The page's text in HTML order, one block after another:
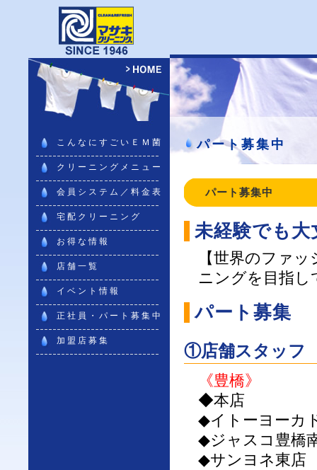
こんなにすごいＥＭ菌
クリーニングメニュー
会員システム／料金表
宅配クリーニング
お得な情報
店舗一覧
イベント情報
正社員・パート募集中
加盟店募集
パート募集中
パート募集中
未経験でも
【世界のファ
ニングを目指
パート募集
①店舗スタッフ
《豊橋》
◆本店
◆イトーヨーカ
◆ジャスコ豊橋
◆サンヨネ東店